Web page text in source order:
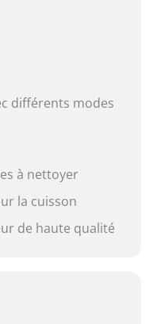
différents modes
à nettoyer
la cuisson
de haute qualité